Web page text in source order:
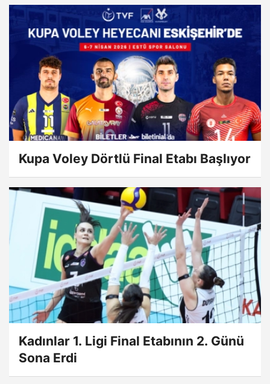
Kupa Voley Dörtlü Final Etabı Başlıyor
Kadınlar 1. Ligi Final Etabının 2. Günü
Sona Erdi